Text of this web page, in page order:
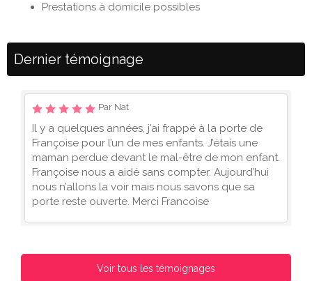
Prestations à domicile possibles
Dernier témoignage
Par Nat
Il y a quelques années, j’ai frappé à la porte de
Françoise pour l’un de mes enfants. J’étais une
maman perdue devant le mal-être de mon enfant.
Françoise nous a aidé sans compter. Aujourd’hui
nous n’allons la voir mais nous savons que sa
porte reste ouverte. Merci Francoise
Voir tous les témoignages